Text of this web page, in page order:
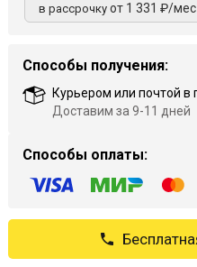
в рассрочку от 1 331 ₽/мес
Способы получения:
Курьером или почтой в
Доставим за 9-11 дней
Способы оплаты: